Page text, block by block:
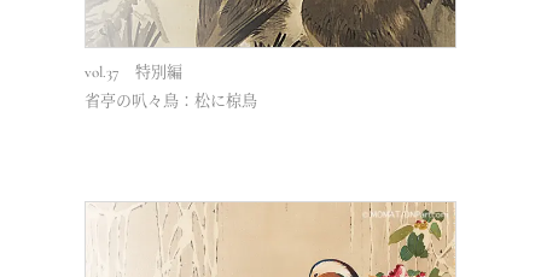
vol.37 特別編
省亭の叭々鳥：松に椋鳥